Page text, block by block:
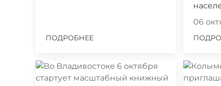
ПОДРОБНЕЕ
06